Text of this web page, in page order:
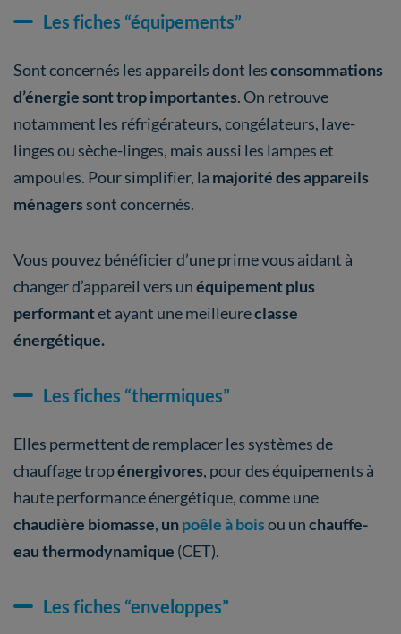
Les fiches “équipements”
Sont concernés les appareils dont lesconsommations
d’énergie sont trop importantes. On retrouve
notamment les réfrigérateurs, congélateurs, lave-
linges ou sèche-linges, mais aussi les lampes et
ampoules. Pour simplifier, la majorité des appareils
ménagers sont concernés.
Vous pouvez bénéficier d’une prime vous aidant à
changer d’appareil vers unéquipement plus
performantet ayant une meilleureclasse
énergétique.
Les fiches “thermiques”
Elles permettent de remplacer les systèmes de
chauffage tropénergivores, pour des équipements à
haute performance énergétique, comme une
chaudière biomasse, unpoêle à boisou unchauffe-
eau thermodynamique (CET).
Les fiches “enveloppes”